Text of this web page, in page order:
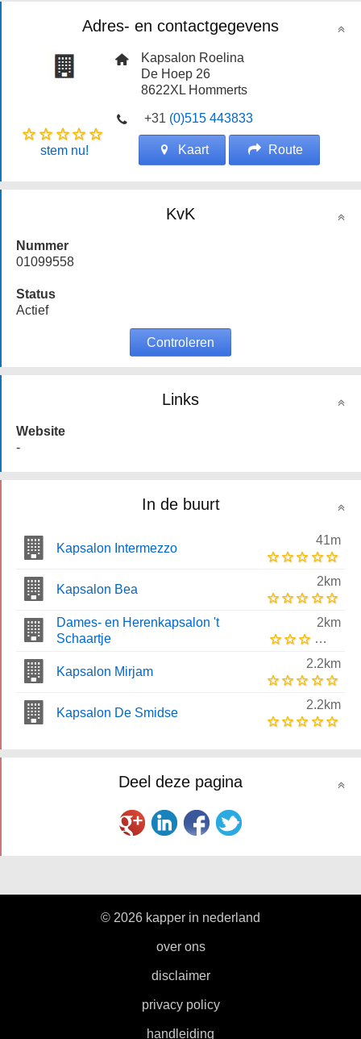
Adres- en contactgegevens
Kapsalon Roelina
De Hoep 26
8622XL Hommerts
+31 (0)515 443833
stem nu! Kaart Route
KvK
Nummer
01099558
Status
Actief
Controleren
Links
Website
-
In de buurt
Kapsalon Intermezzo
41m
Kapsalon Bea
2km
Dames- en Herenkapsalon 't
Schaartje
2km
Kapsalon Mirjam
2.2km
Kapsalon De Smidse
2.2km
Deel deze pagina
© 2026 kapper in nederland
over ons
disclaimer
privacy policy
handleiding